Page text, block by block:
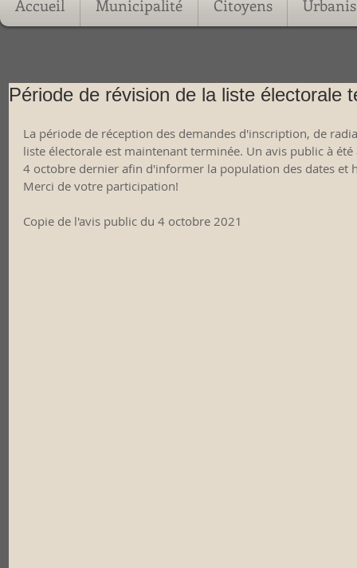
Accueil Municipalité Citoyens
Période de révision de la liste électorale
La période de réception des demandes d'inscription, de
liste électorale est maintenant terminée. Un avis public à
4 octobre dernier afin d'informer la population des dates et
Merci de votre participation!
Copie de l'avis public du 4 octobre 2021